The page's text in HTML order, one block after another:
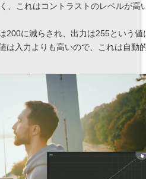
、これはコントラストのレベルが高
200に減らされ、出力は255という値
は入力よりも高いので、これは自動